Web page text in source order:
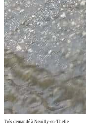
Très demandé à Neuilly-en-Thelle